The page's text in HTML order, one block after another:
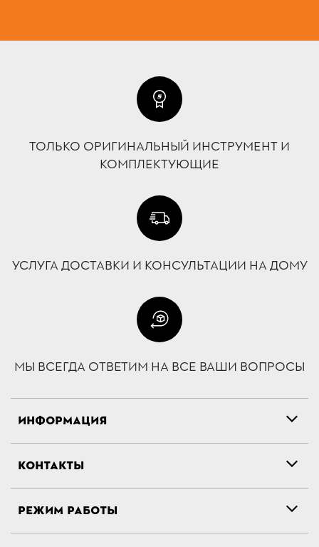
ТОЛЬКО ОРИГИНАЛЬНЫЙ ИНСТРУМЕНТ И
КОМПЛЕКТУЮЩИЕ
УСЛУГА ДОСТАВКИ И КОНСУЛЬТАЦИИ НА ДОМУ
МЫ ВСЕГДА ОТВЕТИМ НА ВСЕ ВАШИ ВОПРОСЫ
ИНФОРМАЦИЯ
КОНТАКТЫ
РЕЖИМ РАБОТЫ